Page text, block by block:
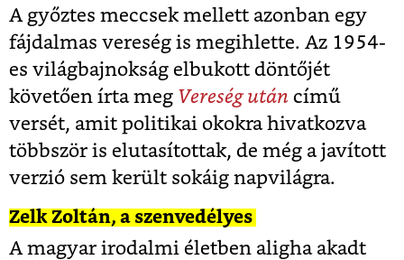
A győztes meccsek mellett azonban egy
fájdalmas vereség is megihlette. Az 1954-
es világbajnokság elbukott döntőjét
követően írta meg Vereség után című
versét, amit politikai okokra hivatkozva
többször is elutasítottak, de még a javított
verzió sem került sokáig napvilágra.
Zelk Zoltán, a szenvedélyes
A magyar irodalmi életben aligha akadt